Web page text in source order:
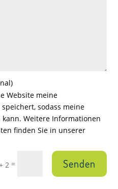
Website meine
sodass meine
Weitere Informationen
finden Sie in unserer
2 = Senden